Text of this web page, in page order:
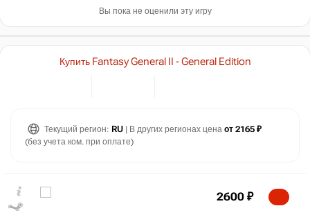
Вы пока не оценили эту игру
Купить Fantasy General II - General Edition
Текущий регион: RU | В других регионах цена от 2165 ₽
(без учета ком. при оплате)
2600 ₽
₽